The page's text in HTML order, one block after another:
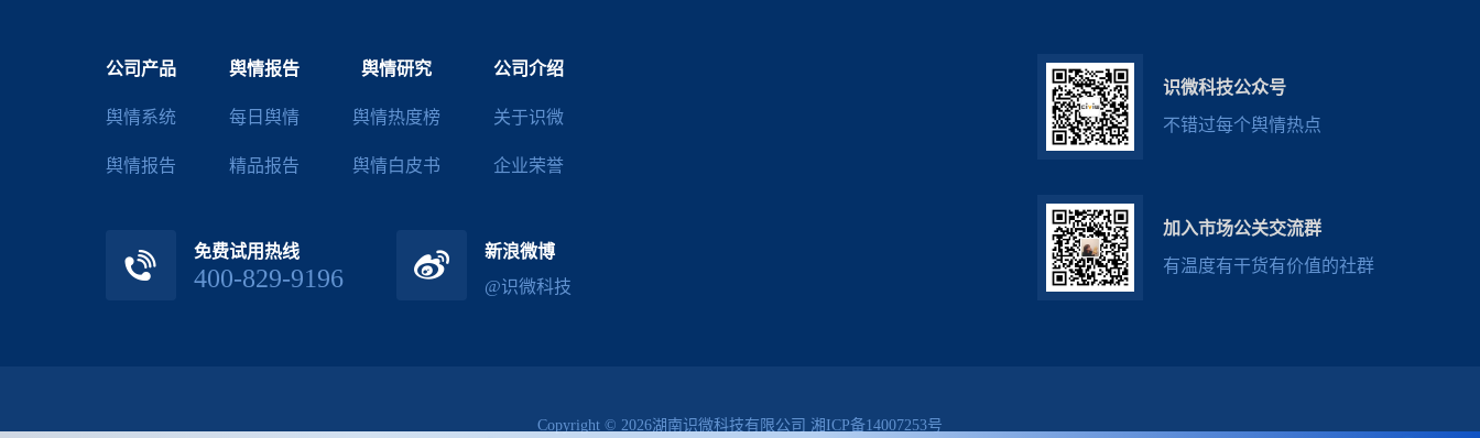
公司产品
舆情系统
舆情报告
舆情报告
每日舆情
精品报告
舆情研究
舆情热度榜
舆情白皮书
公司介绍
关于识微
企业荣誉
免费试用热线
400-829-9196
新浪微博
@识微科技
识微科技公众号
不错过每个舆情热点
加入市场公关交流群
有温度有干货有价值的社群
Copyright © 2026湖南识微科技有限公司 湘ICP备14007253号